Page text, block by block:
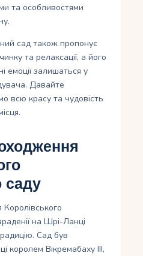
та особливостями
сад також пропонує
та релаксації, а його
емоції залишаться у
Давайте
всю красу та чудовість
саду
Королівського
на Шрі-Ланці
Сад був
королем Вікремабаху III,